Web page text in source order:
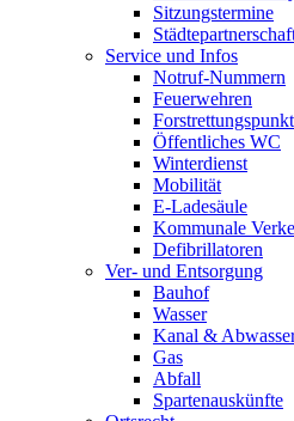
Sitzungstermine
Service und Infos
Notruf-Nummern
Feuerwehren
Öffentliches WC
Winterdienst
Mobilität
E-Ladesäule
Kommunale
Defibrillatoren
Ver- und Entsorgung
Bauhof
Wasser
Kanal &
Gas
Abfall
Spartenauskünfte